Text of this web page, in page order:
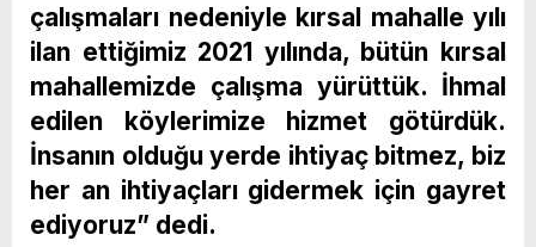
çalışmaları nedeniyle kırsal mahalle yılı
ilan ettiğimiz 2021 yılında, bütün kırsal
mahallemizde çalışma yürüttük. İhmal
edilen köylerimize hizmet götürdük.
İnsanın olduğu yerde ihtiyaç bitmez, biz
her an ihtiyaçları gidermek için gayret
ediyoruz” dedi.